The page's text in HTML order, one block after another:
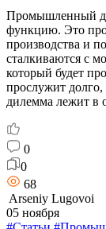
Промышленный
функцию. Это про
производства и
сталкиваются с
который будет
прослужит долго,
дилемма лежит в
0
0
68
Arseniy Lugovoi
05 ноября